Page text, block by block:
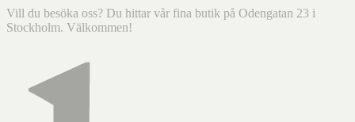
Vill du besöka oss? Du hittar vår fina butik på Odengatan 23 i
Stockholm. Välkommen!